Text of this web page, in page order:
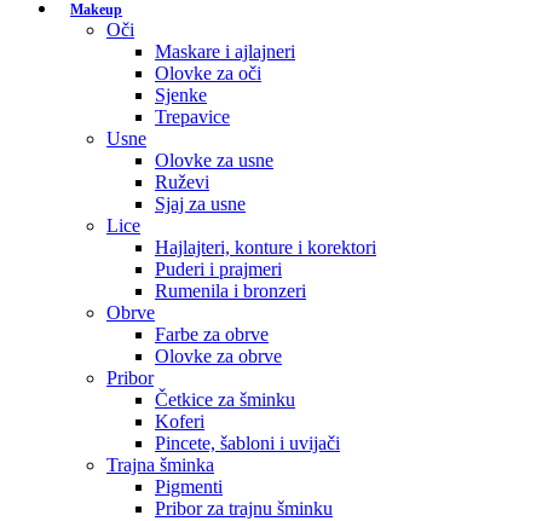
Makeup
Oči
Maskare i ajlajneri
Olovke za oči
Sjenke
Trepavice
Usne
Olovke za usne
Ruževi
Sjaj za usne
Lice
Hajlajteri, konture i korektori
Puderi i prajmeri
Rumenila i bronzeri
Obrve
Farbe za obrve
Olovke za obrve
Pribor
Četkice za šminku
Koferi
Pincete, šabloni i uvijači
Trajna šminka
Pigmenti
Pribor za trajnu šminku